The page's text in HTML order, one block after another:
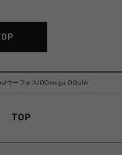
ウーフォス/OOmega OOahh